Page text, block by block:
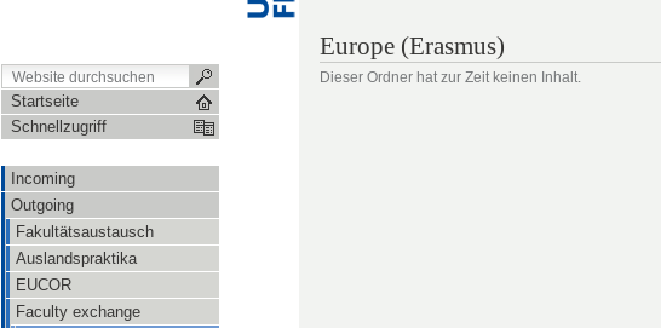
Startseite
Schnellzugriff
Incoming
Outgoing
Fakultätsaustausch
Auslandspraktika
EUCOR
Faculty exchange
Europe (Erasmus)
Dieser Ordner hat zur Zeit keinen Inhalt.